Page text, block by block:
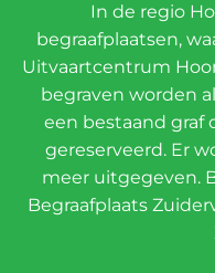
In de regio
begraafplaatsen,
Uitvaartcentrum
begraven worden
een bestaand graf
gereserveerd. Er
meer uitgegeven.
Begraafplaats